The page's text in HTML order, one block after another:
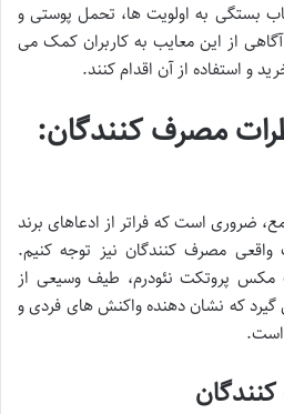
بستگی به اولویت ها، تحمل پوستی و
از این معایب به کاربران کمک می
و استفاده از آن اقدام کنند.
مصرف کنندگان:
ضروری است که فراتر از ادعاهای برند
واقعی مصرف کنندگان نیز توجه کنیم.
مکس پروتکت نئودرم، طیف وسیعی از
گیرد که نشان دهنده واکنش های فردی و
است.